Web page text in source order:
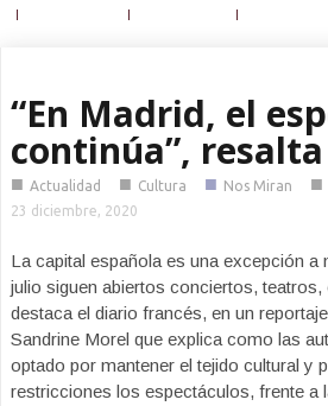
“En Madrid, el
continúa”,
■ Actualidad ■ Cultura ■ Nos Miran ■
23 diciembre, 2020
La capital española es una excepción a
julio siguen abiertos conciertos,
destaca el diario francés, en un
Sandrine Morel que explica como las
optado por mantener el tejido cultural y
restricciones los espectáculos, frente a